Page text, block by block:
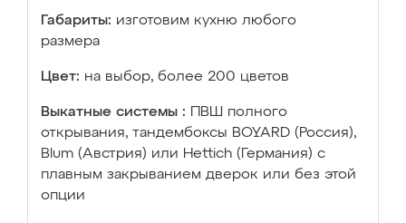
Габариты: изготовим кухню любого
размера
Цвет: на выбор, более 200 цветов
Выкатные системы :
ПВШ полного
открывания, тандембоксы BOYARD (Россия),
Blum (Австрия) или Hettich (Германия) с
плавным закрыванием дверок или без этой
опции